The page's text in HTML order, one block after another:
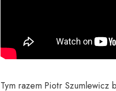
Tym razem Piotr